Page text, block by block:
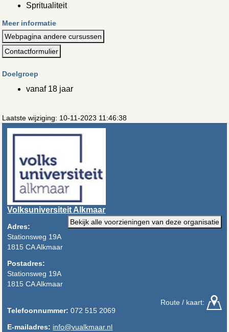
Spritualiteit
Meer informatie
Webpagina andere cursussen
Contactformulier
Doelgroep
vanaf 18 jaar
Laatste wijziging: 10-11-2023 11:46:38
Volksuniversiteit Alkmaar
Bekijk alle voorzieningen van deze organisatie
Adres:
Stationsweg 19A
1815 CA Alkmaar
Postadres:
Stationsweg 19A
1815 CA Alkmaar
Route / kaart:
Telefoonnummer: 072 515 2069
E-mailadres: info@vualkmaar.nl